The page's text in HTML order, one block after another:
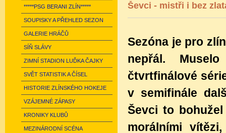
*****PSG BERANI ZLÍN*****
SOUPISKY A PŘEHLED SEZON
GALERIE HRÁČŮ
SÍŇ SLÁVY
ZIMNÍ STADION LUĎKA ČAJKY
SVĚT STATISTIK A ČÍSEL
HISTORIE ZLÍNSKÉHO HOKEJE
VZÁJEMNÉ ZÁPASY
KRONIKY KLUBŮ
MEZINÁRODNÍ SCÉNA
Ševci - mistři i bez
Sezóna je pro
nepřál.
čtvrtfinálové
v semifinále
Ševci to
morálními